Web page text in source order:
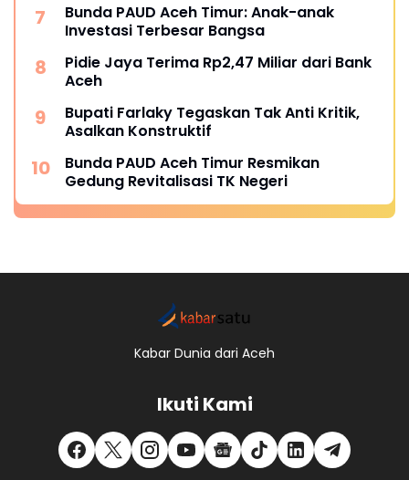
Bunda PAUD Aceh Timur: Anak-anak
Investasi Terbesar Bangsa
Pidie Jaya Terima Rp2,47 Miliar dari Bank
Aceh
Bupati Farlaky Tegaskan Tak Anti Kritik,
Asalkan Konstruktif
Bunda PAUD Aceh Timur Resmikan
Gedung Revitalisasi TK Negeri
Kabar Dunia dari Aceh
Ikuti Kami